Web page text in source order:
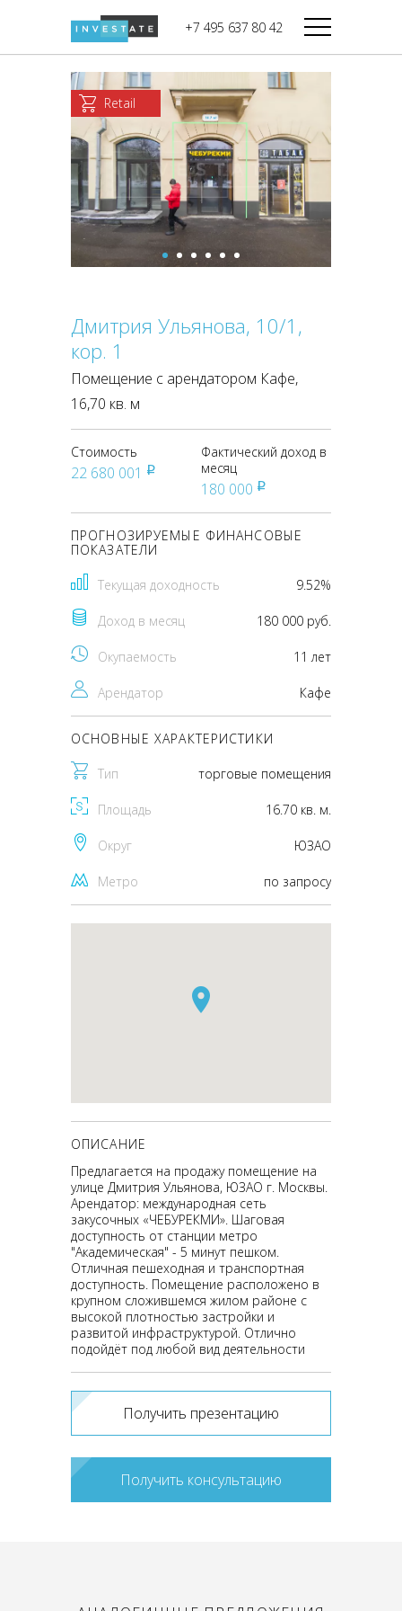
+7 495 637 80 42
Дикси
Верный
Мираторг
Магнолия
В башне
Башня Федерация-II
Запад
Башня Федерация-I
Восток
Город Столиц,
Северный блок
Город Столиц,
Южный блок
Retail
Дмитрия Ульянова, 10/1,
кор. 1
Помещение с арендатором Кафе,
16,70 кв. м
Стоимость
22 680 001 pуб
Фактический доход в
месяц
180 000 pуб
ПРОГНОЗИРУЕМЫЕ ФИНАНСОВЫЕ
ПОКАЗАТЕЛИ
Текущая доходность 9.52%
Доход в месяц 180 000 руб.
Окупаемость 11 лет
Арендатор Кафе
ОСНОВНЫЕ ХАРАКТЕРИСТИКИ
Тип торговые помещения
Площадь 16.70 кв. м.
Округ ЮЗАО
Метро по запросу
ОПИСАНИЕ
Предлагается на продажу помещение на
улице Дмитрия Ульянова, ЮЗАО г. Москвы.
Арендатор: международная сеть
закусочных «ЧЕБУРЕКМИ». Шаговая
доступность от станции метро
"Академическая" - 5 минут пешком.
Отличная пешеходная и транспортная
доступность. Помещение расположено в
крупном сложившемся жилом районе с
высокой плотностью застройки и
развитой инфраструктурой. Отлично
подойдёт под любой вид деятельности
Получить презентацию
Получить консультацию